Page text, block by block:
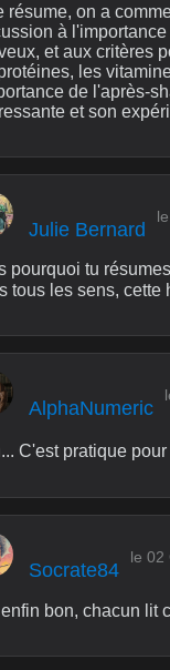
résume, on a
à
et aux critères
protéines, les
de l'après-
et son
Julie Bernard
pourquoi tu
tous les sens,
AlphaNumeric
C'est pratique
Socrate84
le 02
enfin bon, chacun